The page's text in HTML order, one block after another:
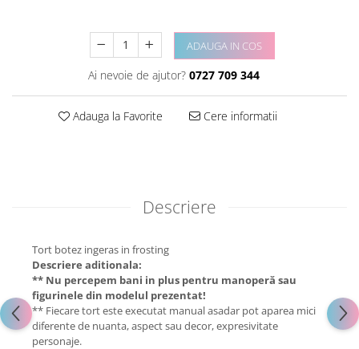
ADAUGA IN COS
Ai nevoie de ajutor? 0727 709 344
Adauga la Favorite Cere informatii
Descriere
Tort botez ingeras in frosting
Descriere aditionala:
** Nu percepem bani in plus pentru manoperă sau
figurinele din modelul prezentat!
** Fiecare tort este executat manual asadar pot aparea mici
diferente de nuanta, aspect sau decor, expresivitate
personaje.